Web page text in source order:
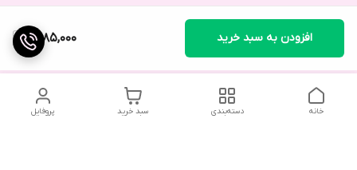
1,485,000 افزودن به سبد خرید
پروفایل سبد خرید دسته‌بندی خانه